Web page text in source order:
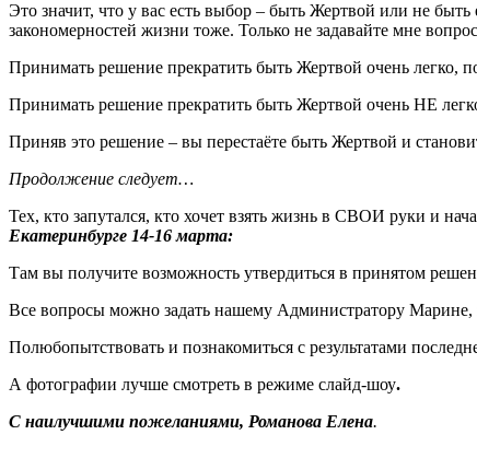
Это значит, что у вас есть выбор – быть Жертвой или не
закономерностей жизни тоже. Только не задавайте мне
Принимать решение прекратить быть Жертвой очень легко,
Принимать решение прекратить быть Жертвой очень НЕ
Приняв это решение – вы перестаёте быть Жертвой и
Продолжение следует…
Тех, кто запутался, кто хочет взять жизнь в СВОИ руки и
Екатеринбурге 14-16 марта:
Там вы получите возможность утвердиться в принятом
Все вопросы можно задать нашему Администратору Марине,
Полюбопытствовать и познакомиться с результатами
А фотографии лучше смотреть в режиме слайд-шоу.
С наилучшими пожеланиями, Романова Елена.